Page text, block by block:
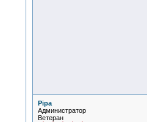
Pipa
Администратор
Ветеран